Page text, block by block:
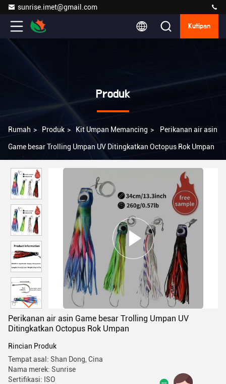
sunrise.imet@gmail.com
Kutipan
Produk
Rumah > Produk > Kit Umpan Memancing > Perikanan air asin
Game besar Trolling Umpan UV Ditingkatkan Octopus Rok Umpan
Perikanan air asin Game besar Trolling Umpan UV
Ditingkatkan Octopus Rok Umpan
Rincian Produk
Tempat asal: Shan Dong, Cina
Nama merek: Sunrise
Sertifikasi: ISO